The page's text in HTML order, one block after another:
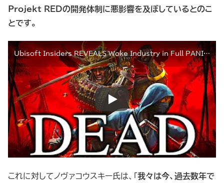
Projekt REDの開発体制に悪影響を及ぼしているとのこ
とです。
Ubisoft Insiders REVEALS Woke Industry in Full PANIC Mode + Assassin's Creed Shadows & Witcher BURN
これに対してノヴァコウスキー氏は、「 我々は今、過去数年で